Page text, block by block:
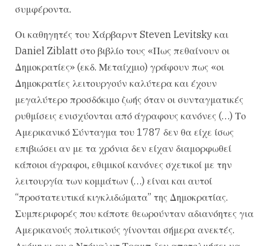
συμφέροντα.
Οι καθηγητές του Χάρβαρντ Steven Levitsky και
Daniel Ziblatt στο βιβλίο τους «Πως πεθαίνουν οι
Δημοκρατίες» (εκδ. Μεταίχμιο) γράφουν πως «οι
Δημοκρατίες λειτουργούν καλύτερα και έχουν
μεγαλύτερο προσδόκιμο ζωής όταν οι συνταγματικές
ρυθμίσεις ενισχύονται από άγραφους κανόνες (…) Το
Αμερικανικό Σύνταγμα του 1787 δεν θα είχε ίσως
επιβιώσει αν με τα χρόνια δεν είχαν διαμορφωθεί
κάποιοι άγραφοι, εθιμικοί κανόνες σχετικοί με την
λειτουργία των κομμάτων (…) είναι και αυτοί
“προστατευτικά κιγκλιδώματα” της Δημοκρατίας.
Συμπεριφορές που κάποτε θεωρούνταν αδιανόητες για
Αμερικανούς πολιτικούς γίνονται σήμερα ανεκτές.